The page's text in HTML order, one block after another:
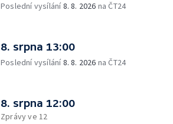
Poslední vysílání8. 8. 2026 na ČT24
8. srpna 13:00
Poslední vysílání8. 8. 2026 na ČT24
8. srpna 12:00
Zprávy ve 12